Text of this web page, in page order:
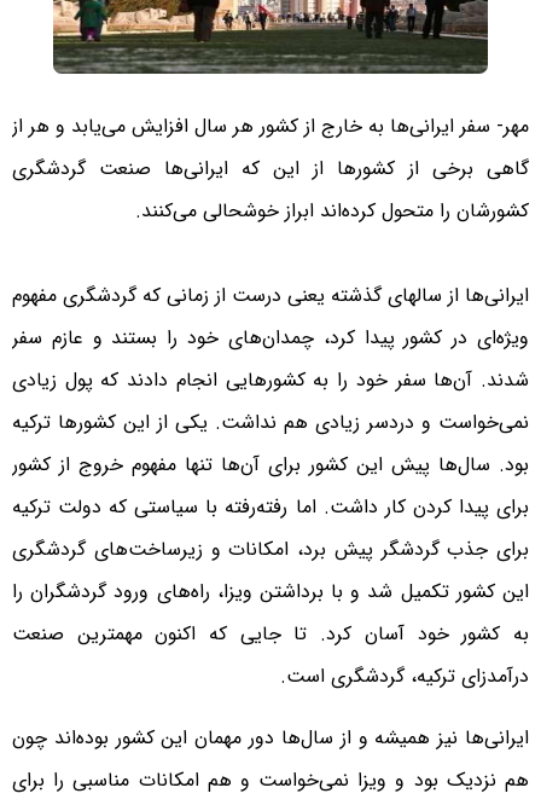
مهر- سفر ایرانی‌ها به خارج از کشور هر سال افزایش می‌یابد و هر از
گاهی برخی از کشورها از این که ایرانی‌ها صنعت گردشگری
کشورشان را متحول کرده‌اند ابراز خوشحالی می‌کنند.
ایرانی‌ها از سالهای گذشته یعنی درست از زمانی که گردشگری مفهوم
ویژه‌ای در کشور پیدا کرد، چمدان‌های خود را بستند و عازم سفر
شدند. آن‌ها سفر خود را به کشورهایی انجام دادند که پول زیادی
نمی‌خواست و دردسر زیادی هم نداشت. یکی از این کشورها ترکیه
بود. سال‌ها پیش این کشور برای آن‌ها تنها مفهوم خروج از کشور
برای پیدا کردن کار داشت. اما رفته‌رفته با سیاستی که دولت ترکیه
برای جذب گردشگر پیش برد، امکانات و زیرساخت‌های گردشگری
این کشور تکمیل شد و با برداشتن ویزا، راه‌های ورود گردشگران را
به کشور خود آسان کرد. تا جایی که اکنون مهمترین صنعت
درآمدزای ترکیه، گردشگری است.
ایرانی‌ها نیز همیشه و از سال‌ها دور مهمان این کشور بوده‌اند چون
هم نزدیک بود و ویزا نمی‌خواست و هم امکانات مناسبی را برای